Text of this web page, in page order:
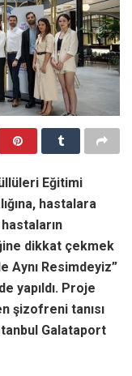
Eğitimi
hastalara
dikkat çekmek
Aynı Resimdeyiz”
yapıldı. Proje
şizofreni tanısı
Galataport